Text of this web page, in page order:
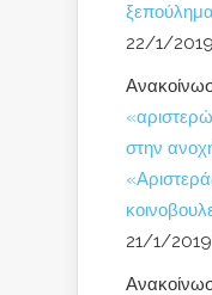
22/1/2019
στην
21/1/